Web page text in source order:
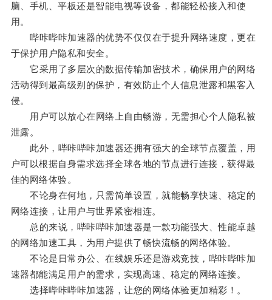
脑、手机、平板还是智能电视等设备，都能轻松接入和使
用。
哔咔哔咔加速器的优势不仅仅在于提升网络速度，更在
于保护用户隐私和安全。
它采用了多层次的数据传输加密技术，确保用户的网络
活动得到最高级别的保护，有效防止个人信息泄露和黑客入
侵。
用户可以放心在网络上自由畅游，无需担心个人隐私被
泄露。
此外，哔咔哔咔加速器还拥有强大的全球节点覆盖，用
户可以根据自身需求选择全球各地的节点进行连接，获得最
佳的网络体验。
不论身在何地，只需简单设置，就能畅享快速、稳定的
网络连接，让用户与世界紧密相连。
总的来说，哔咔哔咔加速器是一款功能强大、性能卓越
的网络加速工具，为用户提供了畅快流畅的网络体验。
不论是日常办公、在线娱乐还是游戏竞技，哔咔哔咔加
速器都能满足用户的需求，实现高速、稳定的网络连接。
选择哔咔哔咔加速器，让您的网络体验更加精彩！。